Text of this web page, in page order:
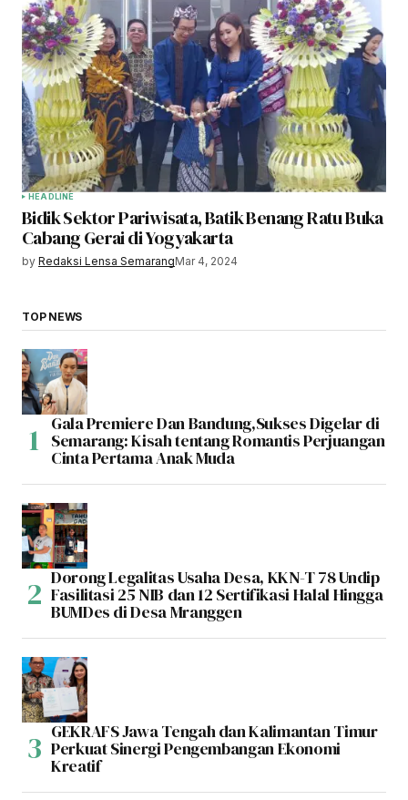
HEADLINE
Bidik Sektor Pariwisata, Batik Benang Ratu Buka
Cabang Gerai di Yogyakarta
by Redaksi Lensa SemarangMar 4, 2024
TOP NEWS
Gala Premiere Dan Bandung,Sukses Digelar di
Semarang: Kisah tentang Romantis Perjuangan
Cinta Pertama Anak Muda
Dorong Legalitas Usaha Desa, KKN-T 78 Undip
Fasilitasi 25 NIB dan 12 Sertifikasi Halal Hingga
BUMDes di Desa Mranggen
GEKRAFS Jawa Tengah dan Kalimantan Timur
Perkuat Sinergi Pengembangan Ekonomi
Kreatif